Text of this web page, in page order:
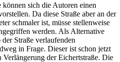
können sich die Autoren einen
Da diese Straße aber an der
schmaler ist, müsse stellenweise
werden. Als Alternative
Straße verlaufenden
in Frage. Dieser ist schon jetzt
der Eichertstraße. Die